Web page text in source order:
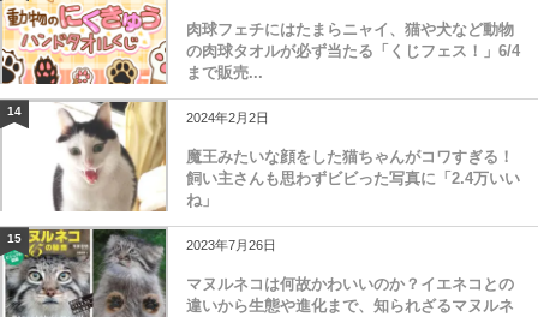
肉球フェチにはたまらニャイ、猫や犬など動物
の肉球タオルが必ず当たる「くじフェス！」6/4
まで販売...
14 2024年2月2日
魔王みたいな顔をした猫ちゃんがコワすぎる！
飼い主さんも思わずビビった写真に「2.4万いい
ね」
15 2023年7月26日
マヌルネコは何故かわいいのか？イエネコとの
違いから生態や進化まで、知られざるマヌルネ